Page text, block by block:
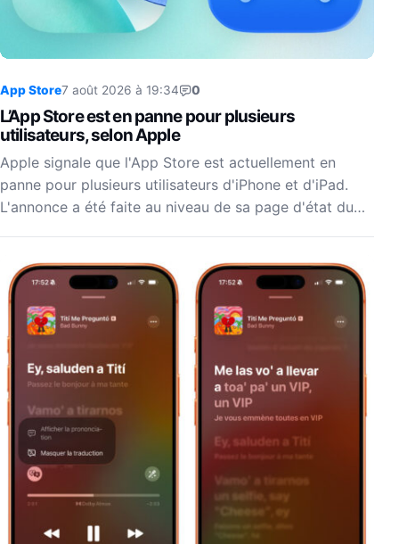
App Store7 août 2026 à 19:34 0
L’App Store est en panne pour plusieurs
utilisateurs, selon Apple
Apple signale que l'App Store est actuellement en
panne pour plusieurs utilisateurs d'iPhone et d'iPad.
L'annonce a été faite au niveau de sa page d'état du…